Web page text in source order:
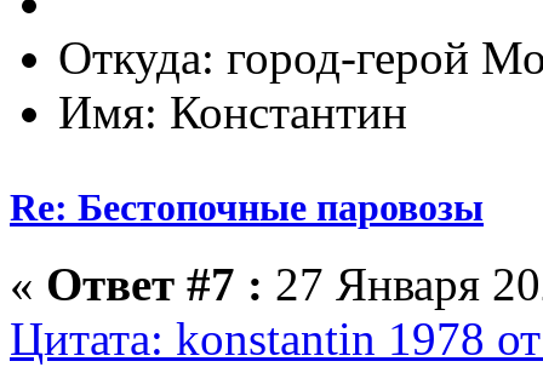
Откуда: город-герой
Имя: Константин
Re: Бестопочные паровозы
« Ответ #7 : 27 Января
Цитата: konstantin 1978